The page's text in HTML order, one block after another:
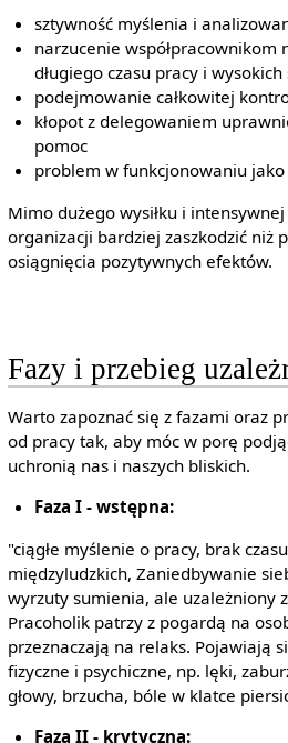
sztywność myślenia i
narzucenie współpracownikom
długiego czasu pracy i
podejmowanie całkowitej
kłopot z delegowaniem
pomoc
problem w funkcjonowaniu jako
Mimo dużego wysiłku i
organizacji bardziej zaszkodzić niż
osiągnięcia pozytywnych efektów.
Fazy i przebieg
Warto zapoznać się z fazami oraz
od pracy tak, aby móc w porę
uchronią nas i naszych bliskich.
Faza I - wstępna:
"ciągłe myślenie o pracy, brak
międzyludzkich, Zaniedbywanie
wyrzuty sumienia, ale uzależniony
Pracoholik patrzy z pogardą na
przeznaczają na relaks. Pojawiają
fizyczne i psychiczne, np. lęki,
głowy, brzucha, bóle w klatce
Faza II - krytyczna: